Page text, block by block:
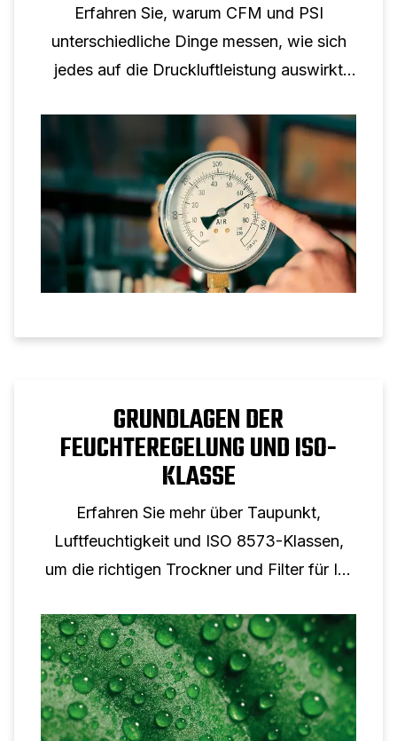
Erfahren Sie, warum CFM und PSI
unterschiedliche Dinge messen, wie sich
jedes auf die Druckluftleistung auswirkt
auf eins möglich ist.
GRUNDLAGEN DER
FEUCHTEREGELUNG UND ISO-
KLASSE
Erfahren Sie mehr über Taupunkt,
Luftfeuchtigkeit und ISO 8573-Klassen,
um die richtigen Trockner und Filter für Ihr